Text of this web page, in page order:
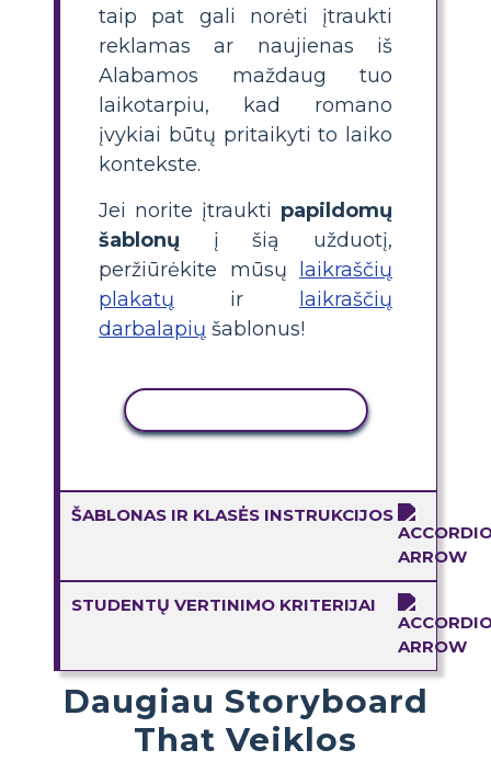
taip pat gali norėti įtraukti
reklamas ar naujienas iš
Alabamos maždaug tuo
laikotarpiu, kad romano
įvykiai būtų pritaikyti to laiko
kontekste.
Jei norite įtraukti papildomų
šablonų į šią užduotį,
peržiūrėkite mūsų
laikraščių
plakatų ir
laikraščių
darbalapių šablonus!
ŠABLONAS IR KLASĖS INSTRUKCIJOS
STUDENTŲ VERTINIMO KRITERIJAI
Daugiau Storyboard
That Veiklos